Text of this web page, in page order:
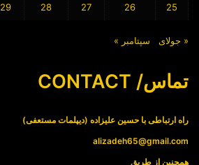
25
26
27
28
29
« جولای سپتامبر »
تماس/ CONTACT
راه ارتباطی با حسین علیزاده (دیپلمات مستعفی)
alizadeh65@gmail.com
همچنین از طریق